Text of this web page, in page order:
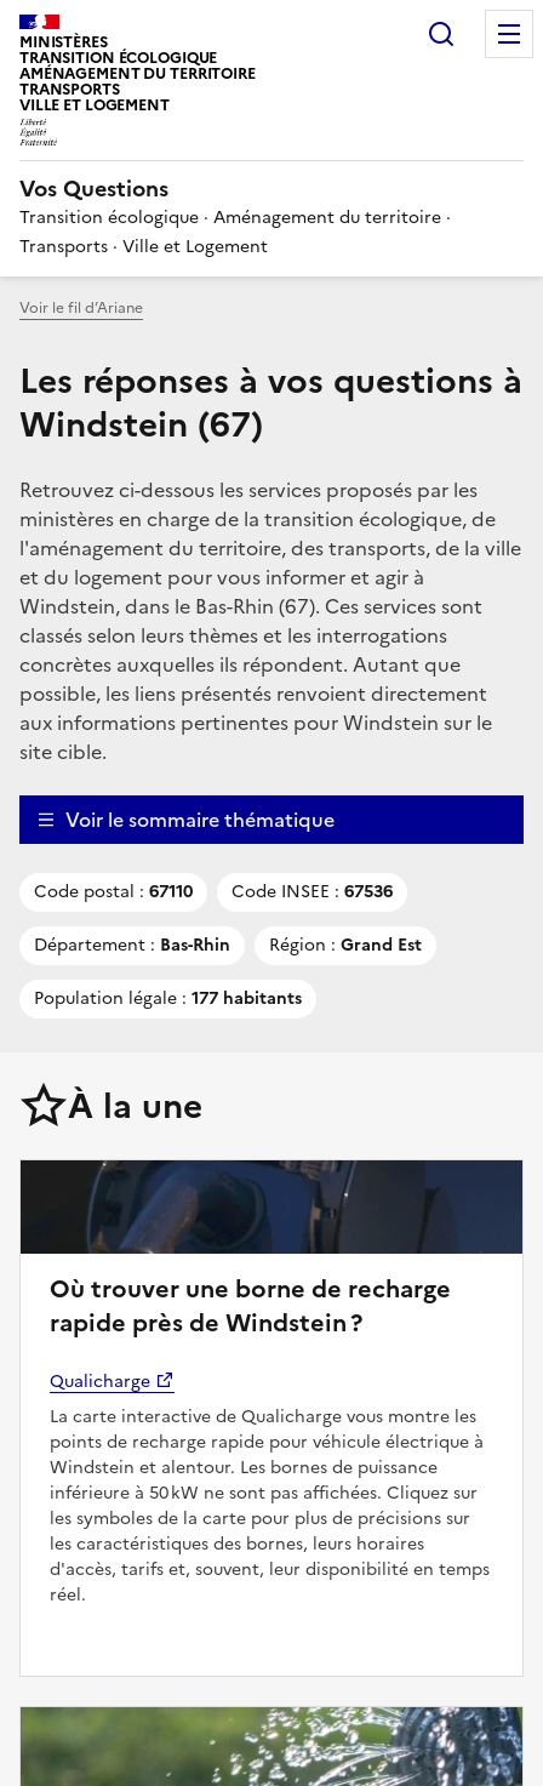
MINISTÈRES
TRANSITION ÉCOLOGIQUE
AMÉNAGEMENT DU TERRITOIRE
TRANSPORTS
VILLE ET LOGEMENT
Vos Questions
Transition écologique · Aménagement du territoire ·
Transports · Ville et Logement
Voir le fil d’Ariane
Les réponses à vos questions à
Windstein (67)
Retrouvez ci-dessous les services proposés par les
ministères en charge de la transition écologique, de
l'aménagement du territoire, des transports, de la ville
et du logement pour vous informer et agir à
Windstein, dans le Bas-Rhin (67). Ces services sont
classés selon leurs thèmes et les interrogations
concrètes auxquelles ils répondent. Autant que
possible, les liens présentés renvoient directement
aux informations pertinentes pour Windstein sur le
site cible.
Voir le sommaire thématique
Code postal : 67110 Code INSEE : 67536
Département : Bas-Rhin Région : Grand Est
Population légale : 177 habitants
À la une
Où trouver une borne de recharge
rapide près de Windstein ?
Qualicharge
La carte interactive de Qualicharge vous montre les
points de recharge rapide pour véhicule électrique à
Windstein et alentour. Les bornes de puissance
inférieure à 50 kW ne sont pas affichées. Cliquez sur
les symboles de la carte pour plus de précisions sur
les caractéristiques des bornes, leurs horaires
d'accès, tarifs et, souvent, leur disponibilité en temps
réel.